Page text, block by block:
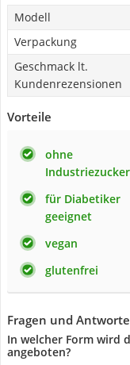
Modell
Verpackung
Geschmack lt.
Kundenrezensionen
Vorteile
ohne
Industriezucker
für Diabetiker
geeignet
vegan
glutenfrei
Fragen und
In welcher Form wird
angeboten?